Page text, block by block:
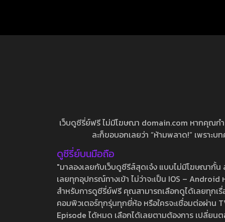
เว็บดูซีรี่ย์ฟรี ไม่มีโฆษณา domain.com หากคุณก
ละก็ขอบอกเลยว่า “ห้ามพลาด!” เพราะ
ดูซีรี่ย์บนมือถือ
"มาลองเลยกับเว็บดูซีรีส์สุดเจ๋ง แบบไม่มีโฆษณากั้
เลยทุกอุปกรณ์ทางเข้า ไม่ว่าจะเป็น IOS –
สำหรับการดูซีรี่ย์ฟรี คุณสามารถเลือกดูได้เลยทุกเ
คอมพิวเตอร์ทุกรุ่นทุกยี่ห้อ หรือใครจะเชื่อมต่อผ่าน
Episode ได้หมด เลือกได้เลยตามต้องการ เปลี่ยน